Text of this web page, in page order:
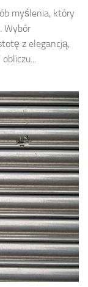
myślenia, który
Wybór
z elegancją,